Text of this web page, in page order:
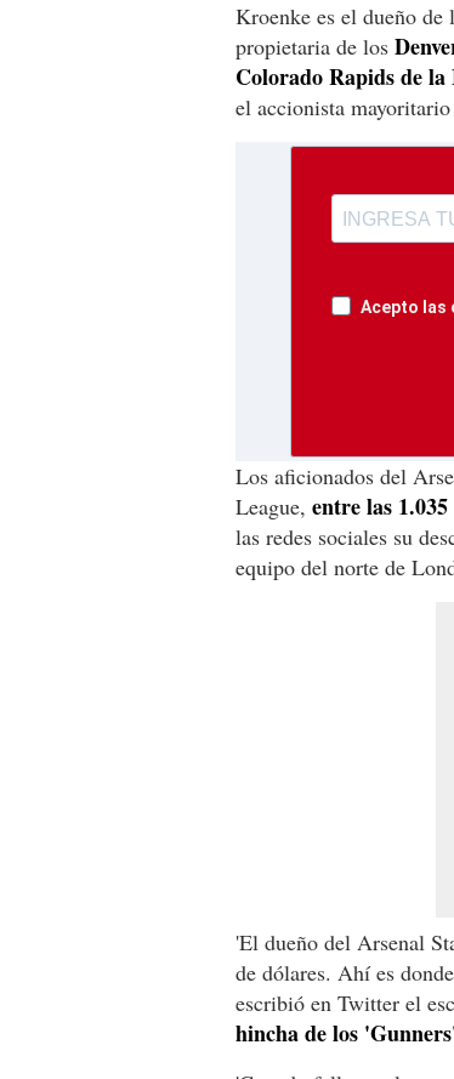
Kroenke es el dueño de
propietaria de los
Colorado Rapids de
el accionista
Acepto las
Los aficionados del
League, entre las
las redes sociales su
equipo del norte de
'El dueño del Arsenal
de dólares. Ahí es
escribió en Twitter el
hincha de los